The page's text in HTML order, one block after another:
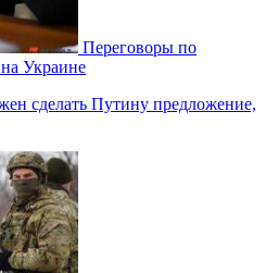
Переговоры по
Украине
сделать Путину предложение,